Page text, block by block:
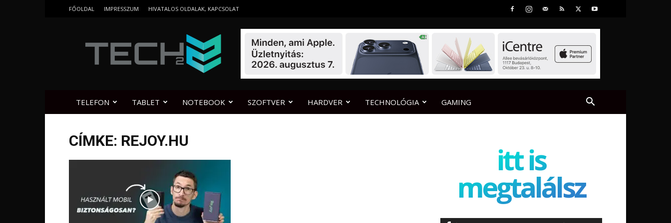
FŐOLDAL IMPRESSZUM HIVATALOS OLDALAK, KAPCSOLAT
TELEFON TABLET NOTEBOOK SZOFTVER HARDVER TECHNOLÓGIA GAMING
CÍMKE: REJOY.HU
itt is
megtalálsz